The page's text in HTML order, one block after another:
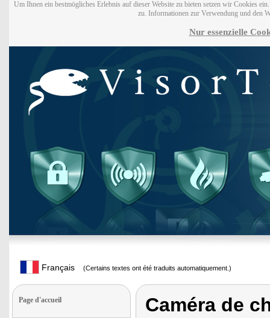
Um Ihnen ein bestmögliches Erlebnis auf dieser Website zu bieten setzen wir Cookies
zu. Informationen zur Verwendung und den
Nur essenzielle
Français (Certains textes ont été traduits automatiquement.)
Page d'accueil Caméra de